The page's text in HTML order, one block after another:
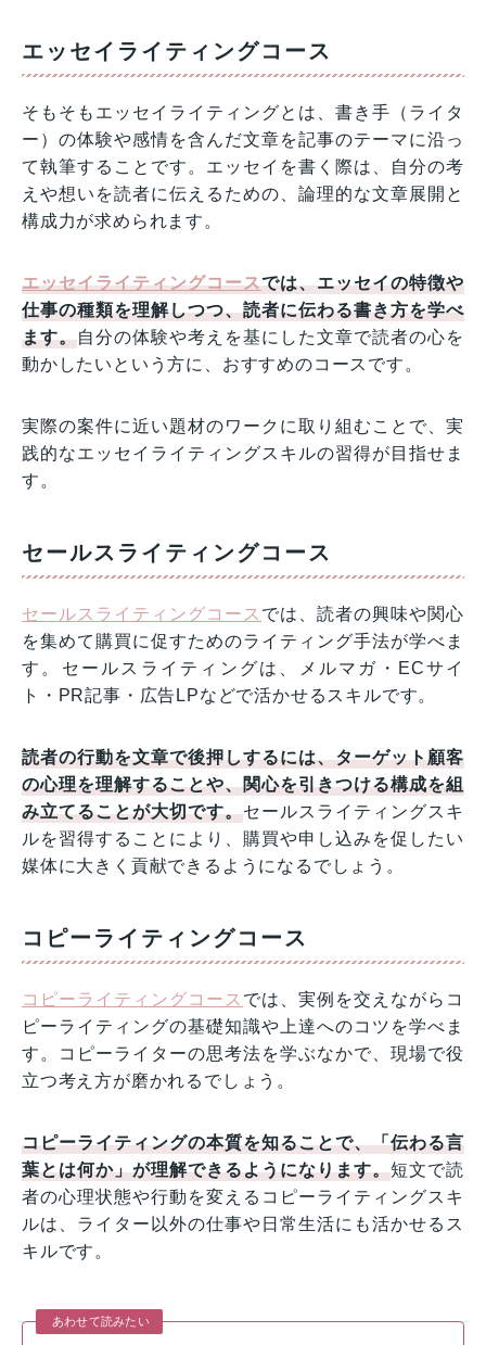
エッセイライティングコース
そもそもエッセイライティングとは、書き手（ライタ
ー）の体験や感情を含んだ文章を記事のテーマに沿っ
て執筆することです。エッセイを書く際は、自分の考
えや想いを読者に伝えるための、論理的な文章展開と
構成力が求められます。
エッセイライティングコースでは、エッセイの特徴や
仕事の種類を理解しつつ、読者に伝わる書き方を学べ
ます。自分の体験や考えを基にした文章で読者の心を
動かしたいという方に、おすすめのコースです。
実際の案件に近い題材のワークに取り組むことで、実
践的なエッセイライティングスキルの習得が目指せま
す。
セールスライティングコース
セールスライティングコース では、読者の興味や関心
を集めて購買に促すためのライティング手法が学べま
す。セールスライティングは、メルマガ・ECサイ
ト・PR記事・広告LPなどで活かせるスキルです。
読者の行動を文章で後押しするには、ターゲット顧客
の心理を理解することや、関心を引きつける構成を組
み立てることが大切です。セールスライティングスキ
ルを習得することにより、購買や申し込みを促したい
媒体に大きく貢献できるようになるでしょう。
コピーライティングコース
コピーライティングコース では、実例を交えながらコ
ピーライティングの基礎知識や上達へのコツを学べま
す。コピーライターの思考法を学ぶなかで、現場で役
立つ考え方が磨かれるでしょう。
コピーライティングの本質を知ることで、「伝わる言
葉とは何か」が理解できるようになります。短文で読
者の心理状態や行動を変えるコピーライティングスキ
ルは、ライター以外の仕事や日常生活にも活かせるス
キルです。
あわせて読みたい